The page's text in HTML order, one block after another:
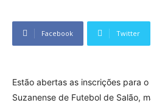
Facebook Twitter
Estão abertas as inscrições para
Suzanense de Futebol de Salão,